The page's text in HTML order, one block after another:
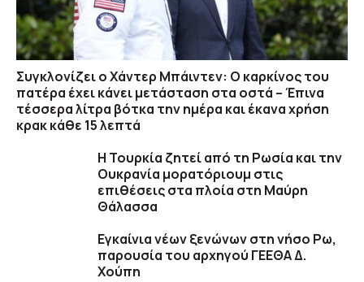
Συγκλονίζει ο Χάντερ Μπάιντεν: Ο καρκίνος του
πατέρα έχει κάνει μετάσταση στα οστά – Έπινα
τέσσερα λίτρα βότκα την ημέρα και έκανα χρήση
κρακ κάθε 15 λεπτά
Η Τουρκία ζητεί από τη Ρωσία και την
Ουκρανία μορατόριουμ στις
επιθέσεις στα πλοία στη Μαύρη
Θάλασσα
Εγκαίνια νέων ξενώνων στη νήσο Ρω,
παρουσία του αρχηγού ΓΕΕΘΑ Δ.
Χούπη